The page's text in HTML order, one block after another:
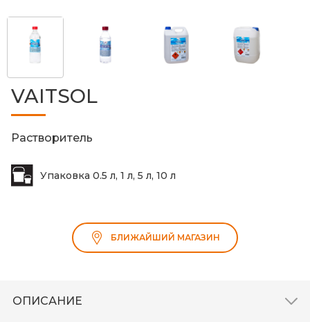
VAITSOL
Растворитель
Упаковка 0.5 л, 1 л, 5 л, 10 л
БЛИЖАЙШИЙ МАГАЗИН
ОПИСАНИЕ